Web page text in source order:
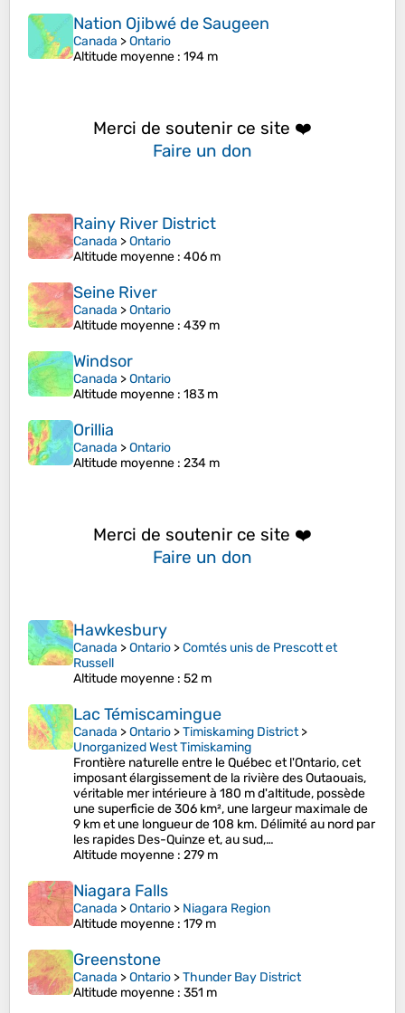
Nation Ojibwé de Saugeen
Canada >Ontario
Altitude moyenne : 194 m
Merci de soutenir ce site ❤️
Faire un don
Rainy River District
Canada >Ontario
Altitude moyenne : 406 m
Seine River
Canada >Ontario
Altitude moyenne : 439 m
Windsor
Canada >Ontario
Altitude moyenne : 183 m
Orillia
Canada >Ontario
Altitude moyenne : 234 m
Merci de soutenir ce site ❤️
Faire un don
Hawkesbury
Canada >Ontario >Comtés unis de Prescott et
Russell
Altitude moyenne : 52 m
Lac Témiscamingue
Canada >Ontario >Timiskaming District>
Unorganized West Timiskaming
Frontière naturelle entre le Québec et l'Ontario, cet
imposant élargissement de la rivière des Outaouais,
véritable mer intérieure à 180 m d'altitude, possède
une superficie de 306 km², une largeur maximale de
9 km et une longueur de 108 km. Délimité au nord par
les rapides Des-Quinze et, au sud,…
Altitude moyenne : 279 m
Niagara Falls
Canada >Ontario > Niagara Region
Altitude moyenne : 179 m
Greenstone
Canada >Ontario >Thunder Bay District
Altitude moyenne : 351 m